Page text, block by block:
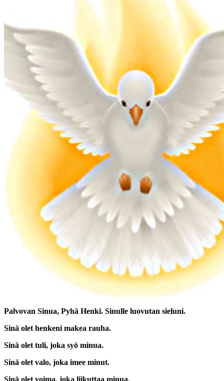
Palvovan Sinua, Pyhä Henki. Sinulle luovutan sieluni.
Sinä olet henkeni makea rauha.
Sinä olet tuli, joka syö minua.
Sinä olet valo, joka imee minut.